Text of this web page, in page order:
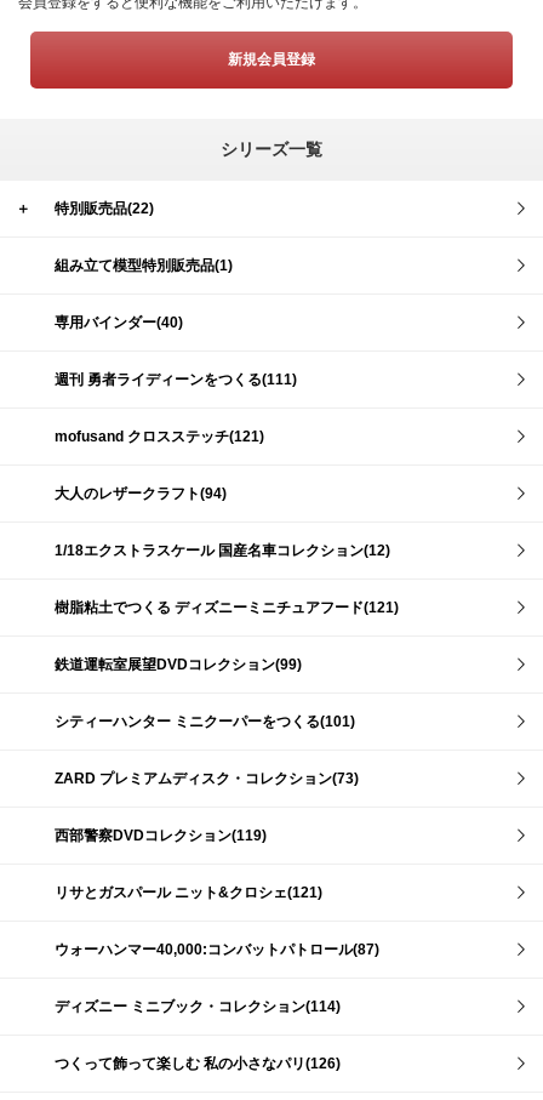
新規会員登録
シリーズ一覧
＋ 特別販売品(22)
組み立て模型特別販売品(1)
専用バインダー(40)
週刊 勇者ライディーンをつくる(111)
mofusand クロスステッチ(121)
大人のレザークラフト(94)
1/18エクストラスケール 国産名車コレクション(12)
樹脂粘土でつくる ディズニーミニチュアフード(121)
鉄道運転室展望DVDコレクション(99)
シティーハンター ミニクーパーをつくる(101)
ZARD プレミアムディスク・コレクション(73)
西部警察DVDコレクション(119)
リサとガスパール ニット&クロシェ(121)
ウォーハンマー40,000:コンバットパトロール(87)
ディズニー ミニブック・コレクション(114)
つくって飾って楽しむ 私の小さなパリ(126)